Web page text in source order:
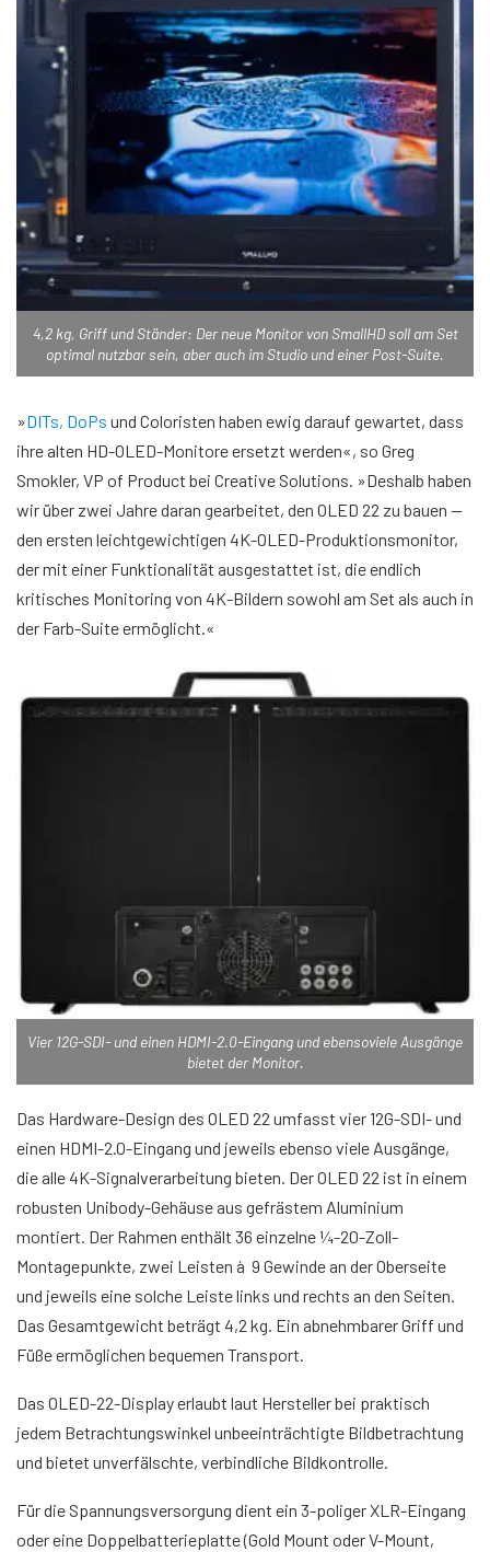
4,2 kg, Griff und Ständer: Der neue Monitor von SmallHD soll am Set
optimal nutzbar sein, aber auch im Studio und einer Post-Suite.
»DITs, DoPs und Coloristen haben ewig darauf gewartet, dass
ihre alten HD-OLED-Monitore ersetzt werden«, so Greg
Smokler, VP of Product bei Creative Solutions. »Deshalb haben
wir über zwei Jahre daran gearbeitet, den OLED 22 zu bauen —
den ersten leichtgewichtigen 4K-OLED-Produktionsmonitor,
der mit einer Funktionalität ausgestattet ist, die endlich
kritisches Monitoring von 4K-Bildern sowohl am Set als auch in
der Farb-Suite ermöglicht.«
Vier 12G-SDI- und einen HDMI-2.0-Eingang und ebensoviele Ausgänge
bietet der Monitor.
Das Hardware-Design des OLED 22 umfasst vier 12G-SDI- und
einen HDMI-2.0-Eingang und jeweils ebenso viele Ausgänge,
die alle 4K-Signalverarbeitung bieten. Der OLED 22 ist in einem
robusten Unibody-Gehäuse aus gefrästem Aluminium
montiert. Der Rahmen enthält 36 einzelne ¼-20-Zoll-
Montagepunkte, zwei Leisten à 9 Gewinde an der Oberseite
und jeweils eine solche Leiste links und rechts an den Seiten.
Das Gesamtgewicht beträgt 4,2 kg. Ein abnehmbarer Griff und
Füße ermöglichen bequemen Transport.
Das OLED-22-Display erlaubt laut Hersteller bei praktisch
jedem Betrachtungswinkel unbeeinträchtigte Bildbetrachtung
und bietet unverfälschte, verbindliche Bildkontrolle.
Für die Spannungsversorgung dient ein 3-poliger XLR-Eingang
oder eine Doppelbatterieplatte (Gold Mount oder V-Mount,